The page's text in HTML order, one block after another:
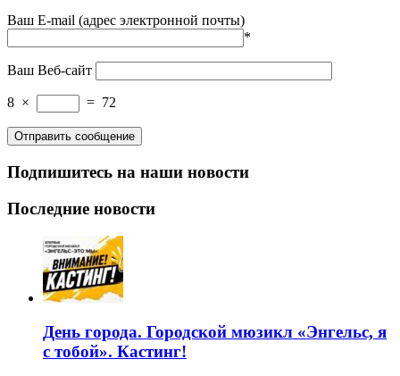
Ваш E-mail (адрес электронной почты)
*
Ваш Веб-сайт
8 × = 72
Подпишитесь на наши новости
Последние новости
День города. Городской мюзикл «Энгельс, я
с тобой». Кастинг!